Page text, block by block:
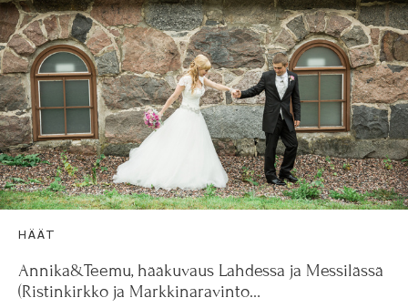
HÄÄT
Annika&Teemu, hääkuvaus Lahdessa ja Messilässä
(Ristinkirkko ja Markkinaravinto…